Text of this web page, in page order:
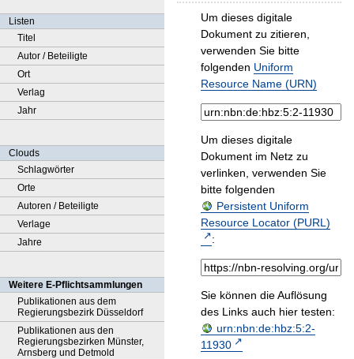
Listen
Titel
Autor / Beteiligte
Ort
Verlag
Jahr
Clouds
Schlagwörter
Orte
Autoren / Beteiligte
Verlage
Jahre
Weitere E-Pflichtsammlungen
Publikationen aus dem
Regierungsbezirk Düsseldorf
Publikationen aus den
Regierungsbezirken Münster,
Arnsberg und Detmold
Um dieses digitale
Dokument zu zitieren,
verwenden Sie bitte
folgenden Uniform
Resource Name (URN)
Um dieses digitale
Dokument im Netz zu
verlinken, verwenden Sie
bitte folgenden
Persistent Uniform
Resource Locator (PURL)
:
Sie können die Auflösung
des Links auch hier testen:
urn:nbn:de:hbz:5:2-
11930